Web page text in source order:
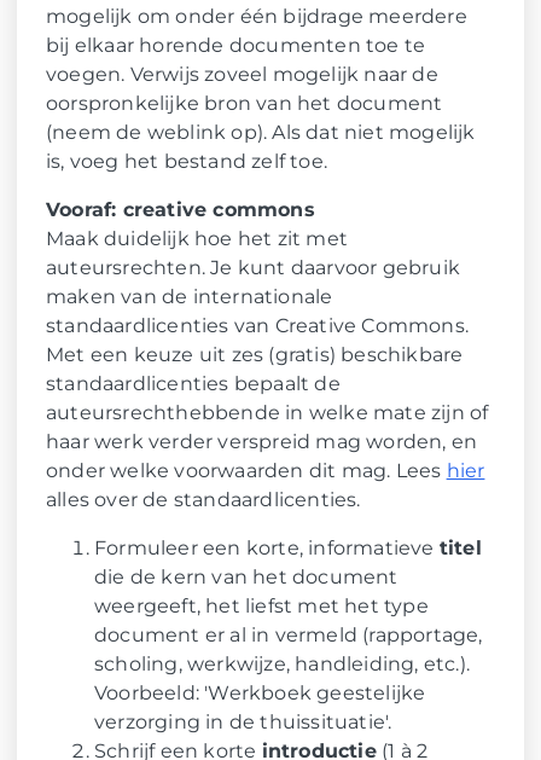
mogelijk om onder één bijdrage meerdere
bij elkaar horende documenten toe te
voegen. Verwijs zoveel mogelijk naar de
oorspronkelijke bron van het document
(neem de weblink op). Als dat niet mogelijk
is, voeg het bestand zelf toe.
Vooraf: creative commons
Maak duidelijk hoe het zit met
auteursrechten. Je kunt daarvoor gebruik
maken van de internationale
standaardlicenties van Creative Commons.
Met een keuze uit zes (gratis) beschikbare
standaardlicenties bepaalt de
auteursrechthebbende in welke mate zijn of
haar werk verder verspreid mag worden, en
onder welke voorwaarden dit mag. Lees hier
alles over de standaardlicenties.
Formuleer een korte, informatieve titel
die de kern van het document
weergeeft, het liefst met het type
document er al in vermeld (rapportage,
scholing, werkwijze, handleiding, etc.).
Voorbeeld: 'Werkboek geestelijke
verzorging in de thuissituatie'.
Schrijf een korte introductie(1 à 2